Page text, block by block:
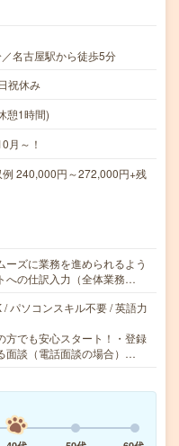
名古屋駅から徒歩5分
祝休み
憩1時間)
月～！
240,000円～272,000円+残
ーズに業務を進められるよう
への仕訳入力（全体業務…
パソコンスキル不要 / 英語力
方でも安心スタート！・登録
面談（電話面談の場合）…